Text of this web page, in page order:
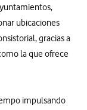
ubicaciones
gracias a
la que ofrece
impulsando